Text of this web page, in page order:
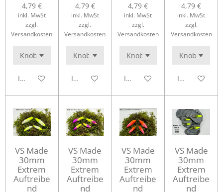
4,79 €
inkl. MwSt
zzgl.
Versandkosten
In den Warenkorb
4,79 €
inkl. MwSt
zzgl.
Versandkosten
In den Warenkorb
4,79 €
inkl. MwSt
zzgl.
Versandkosten
In den Warenkorb
4,79 €
inkl. MwSt
zzgl.
Versandkosten
In den
VS Made
30mm
Extrem
Auftreibe
nd
VS Made
30mm
Extrem
Auftreibe
nd
VS Made
30mm
Extrem
Auftreibe
nd
VS Made
30mm
Extrem
Auftreibe
nd